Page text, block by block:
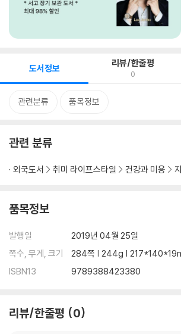
도서정보 리뷰/한줄평
0
관련분류 품목정보
관련 분류
외국도서 취미 라이프스타일 건강과 미용
품목정보
발행일
2019년 04월 25일
쪽수, 무게, 크기
284쪽 | 244g |
ISBN13
9789388423380
리뷰/한줄평 0